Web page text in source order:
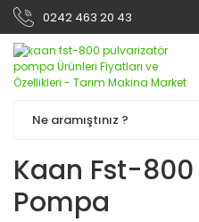
0242 463 20 43
Kaan Fst-
Pompa